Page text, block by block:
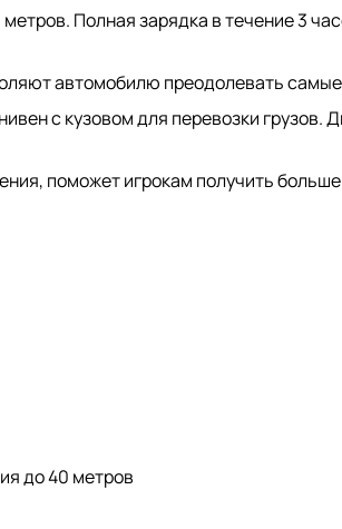
Полная зарядка в течение 3
автомобилю преодолевать
с кузовом для перевозки грузов.
поможет игрокам получить
до 40 метров